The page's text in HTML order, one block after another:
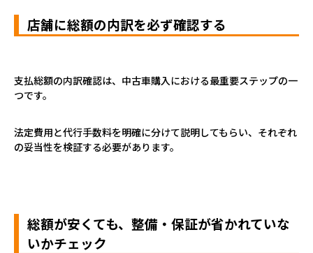
店舗に総額の内訳を必ず確認する
支払総額の内訳確認は、中古車購入における最重要ステップの一
つです。
法定費用と代行手数料を明確に分けて説明してもらい、それぞれ
の妥当性を検証する必要があります。
総額が安くても、整備・保証が省かれていな
いかチェック